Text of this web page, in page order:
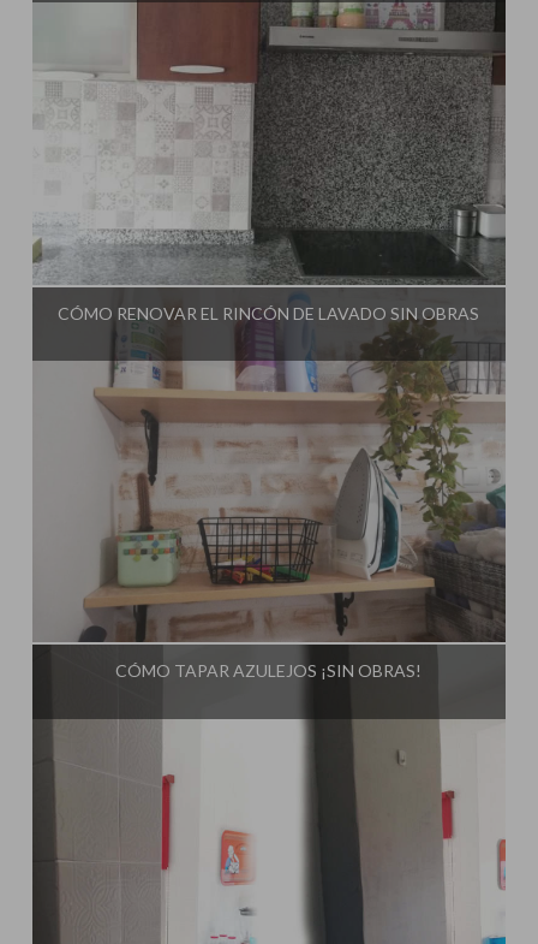
Influencer:El Taller de Ire
CÓMO RENOVAR EL RINCÓN DE LAVADO SIN OBRAS
Influencer: El Taller de Ire
CÓMO TAPAR AZULEJOS ¡SIN OBRAS!